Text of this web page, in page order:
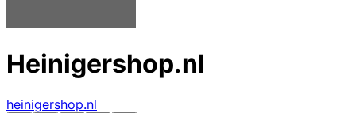
Heinigershop.nl
heinigershop.nl